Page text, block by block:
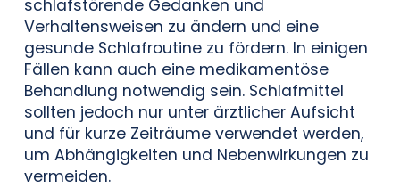
schlafstörende Gedanken und
Verhaltensweisen zu ändern und eine
gesunde Schlafroutine zu fördern. In einigen
Fällen kann auch eine medikamentöse
Behandlung notwendig sein. Schlafmittel
sollten jedoch nur unter ärztlicher Aufsicht
und für kurze Zeiträume verwendet werden,
um Abhängigkeiten und Nebenwirkungen zu
vermeiden.